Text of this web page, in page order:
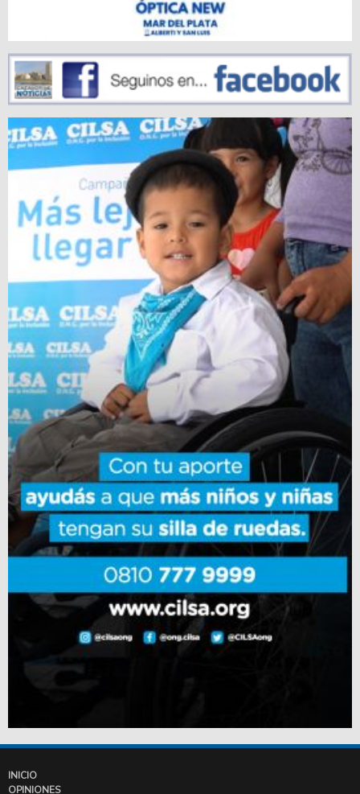
INICIO
OPINIONES